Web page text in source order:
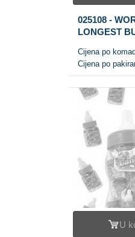
025108 -
LONGEST
kom.)
Cijena po
Cijena po
U